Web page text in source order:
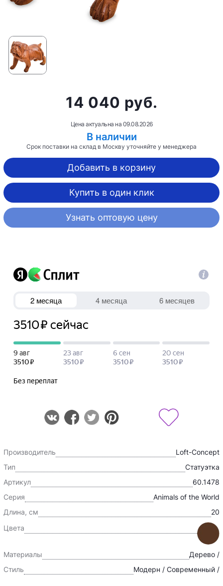
14 040 руб.
Цена актуальна на 09.08.2026
В наличии
Срок поставки на склад в Москву уточняйте у менеджера
Добавить в корзину
Купить в один клик
Узнать оптовую цену
Производитель
Loft-Concept
Тип
Статуэтка
Артикул
60.1478
Серия
Animals of the World
Длина, см
20
Цвета
Материалы
Дерево /
Стиль
Модерн / Современный /